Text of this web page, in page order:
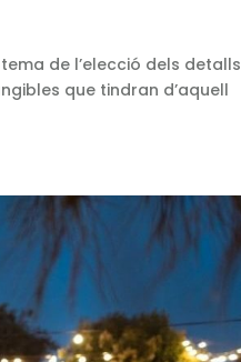
de l’elecció dels detalls
que tindran d’aquell